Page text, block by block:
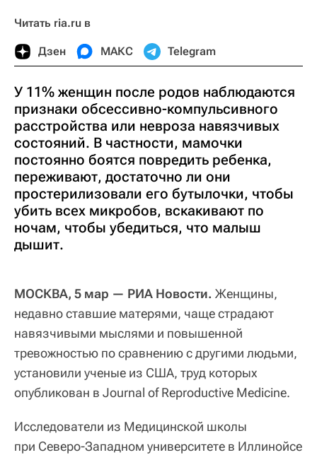
Читать ria.ru в
Дзен МАКС Telegram
У 11% женщин после родов наблюдаются
признаки обсессивно-компульсивного
расстройства или невроза навязчивых
состояний. В частности, мамочки
постоянно боятся повредить ребенка,
переживают, достаточно ли они
простерилизовали его бутылочки, чтобы
убить всех микробов, вскакивают по
ночам, чтобы убедиться, что малыш
дышит.
МОСКВА, 5 мар — РИА Новости. Женщины,
недавно ставшие матерями, чаще страдают
навязчивыми мыслями и повышенной
тревожностью по сравнению с другими людьми,
установили ученые из США, труд которых
опубликован в Journal of Reproductive Medicine.
Исследователи из Медицинской школы
при Северо-Западном университете в Иллинойсе